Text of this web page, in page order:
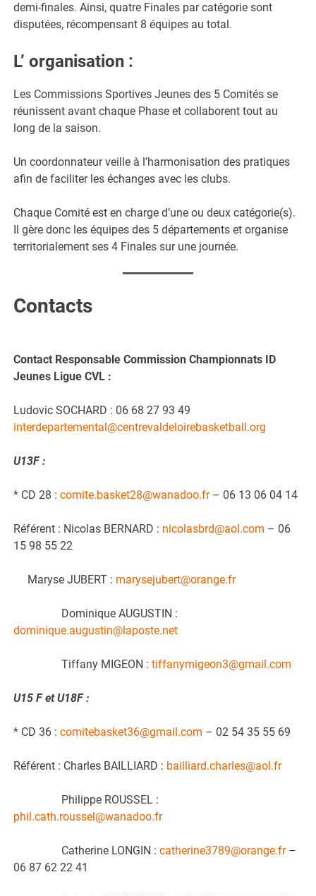
demi-finales. Ainsi, quatre Finales par catégorie sont
disputées, récompensant 8 équipes au total.
L’ organisation :
Les Commissions Sportives Jeunes des 5 Comités se
réunissent avant chaque Phase et collaborent tout au
long de la saison.
Un coordonnateur veille à l’harmonisation des pratiques
afin de faciliter les échanges avec les clubs.
Chaque Comité est en charge d’une ou deux catégorie(s).
Il gère donc les équipes des 5 départements et organise
territorialement ses 4 Finales sur une journée.
Contacts
Contact Responsable Commission Championnats ID
Jeunes Ligue CVL :
Ludovic SOCHARD : 06 68 27 93 49
interdepartemental@centrevaldeloirebasketball.org
U13F :
* CD 28 :comite.basket28@wanadoo.fr– 06 13 06 04 14
Référent : Nicolas BERNARD : nicolasbrd@aol.com – 06
15 98 55 22
Maryse JUBERT : marysejubert@orange.fr
Dominique AUGUSTIN :
dominique.augustin@laposte.net
Tiffany MIGEON :tiffanymigeon3@gmail.com
U15 F et U18F :
* CD 36 :comitebasket36@gmail.com – 02 54 35 55 69
Référent : Charles BAILLIARD : bailliard.charles@aol.fr
Philippe ROUSSEL :
phil.cath.roussel@wanadoo.fr
Catherine LONGIN :catherine3789@orange.fr–
06 87 62 22 41